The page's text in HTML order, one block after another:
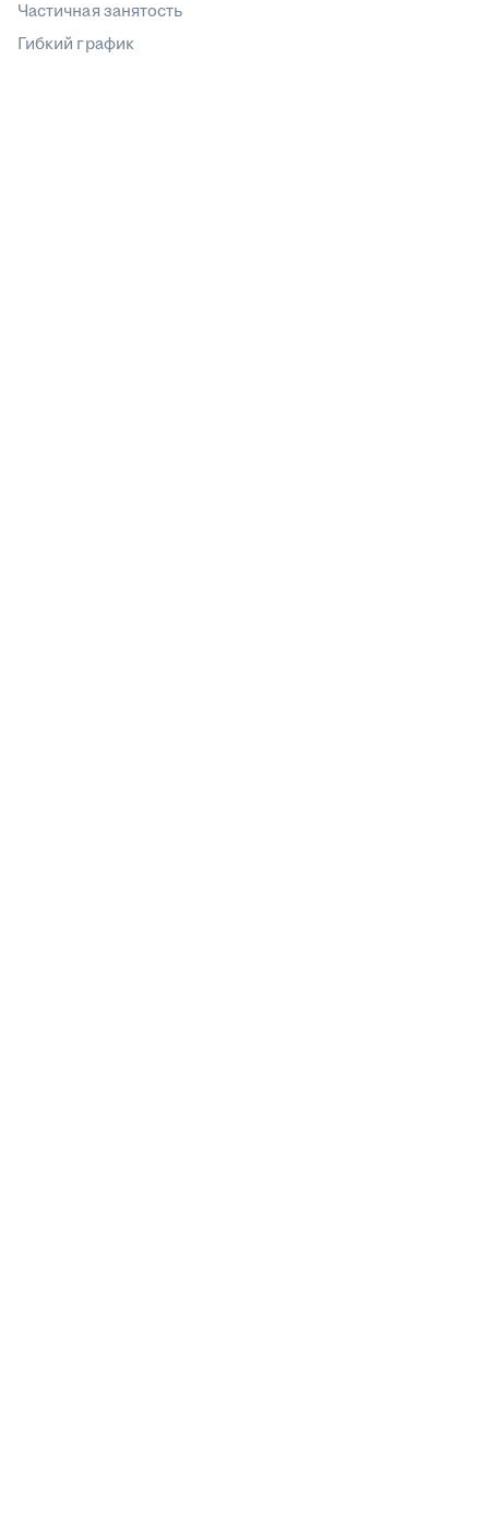
Частичная занятость
Гибкий график